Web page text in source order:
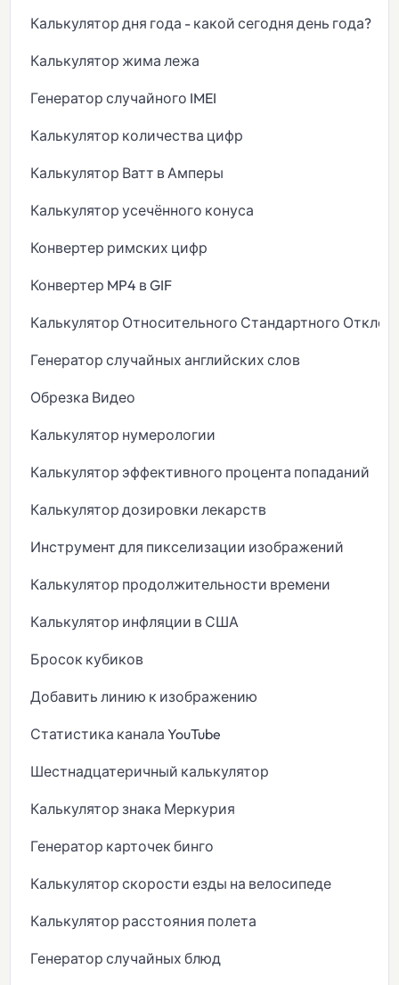
Калькулятор дня года - какой сегодня день года?
Калькулятор жима лежа
Генератор случайного IMEI
Калькулятор количества цифр
Калькулятор Ватт в Амперы
Калькулятор усечённого конуса
Конвертер римских цифр
Конвертер MP4 в GIF
Калькулятор Относительного Стандартного
Генератор случайных английских слов
Обрезка Видео
Калькулятор нумерологии
Калькулятор эффективного процента попаданий
Калькулятор дозировки лекарств
Инструмент для пикселизации изображений
Калькулятор продолжительности времени
Калькулятор инфляции в США
Бросок кубиков
Добавить линию к изображению
Статистика канала YouTube
Шестнадцатеричный калькулятор
Калькулятор знака Меркурия
Генератор карточек бинго
Калькулятор скорости езды на велосипеде
Калькулятор расстояния полета
Генератор случайных блюд